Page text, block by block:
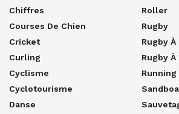
Chiffres
Courses De Chien
Cricket
Curling
Cyclisme
Cyclotourisme
Danse
Roller
Rugby
Rugby À
Rugby À
Running